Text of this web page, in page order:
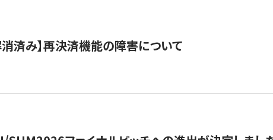
消済み】再決済機能の障害について